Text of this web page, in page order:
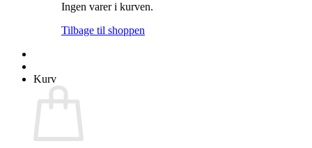
Ingen varer i kurven.
Tilbage til shoppen
Kurv